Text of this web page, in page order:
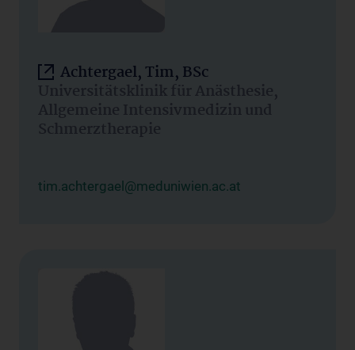
Achtergael, Tim, BSc
Universitätsklinik für Anästhesie,
Allgemeine Intensivmedizin und
Schmerztherapie
tim.achtergael@meduniwien.ac.at